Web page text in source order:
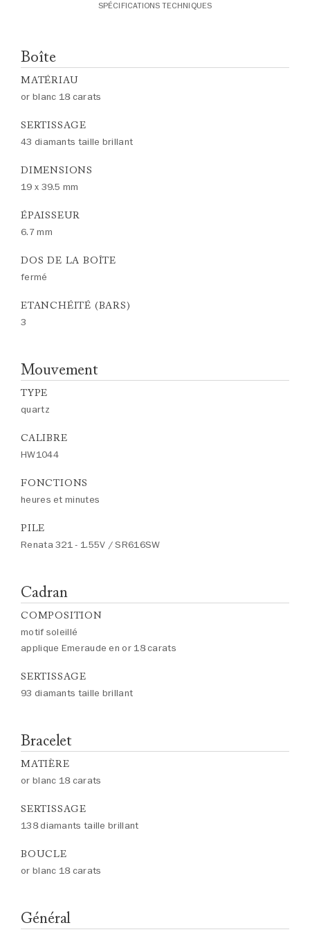
SPÉCIFICATIONS TECHNIQUES
Boîte
MATÉRIAU
or blanc 18 carats
SERTISSAGE
43 diamants taille brillant
DIMENSIONS
19 x 39.5 mm
ÉPAISSEUR
6.7 mm
DOS DE LA BOÎTE
fermé
ETANCHÉITÉ (BARS)
3
Mouvement
TYPE
quartz
CALIBRE
HW1044
FONCTIONS
heures et minutes
PILE
Renata 321 - 1.55V / SR616SW
Cadran
COMPOSITION
motif soleillé
applique Emeraude en or 18 carats
SERTISSAGE
93 diamants taille brillant
Bracelet
MATIÈRE
or blanc 18 carats
SERTISSAGE
138 diamants taille brillant
BOUCLE
or blanc 18 carats
Général